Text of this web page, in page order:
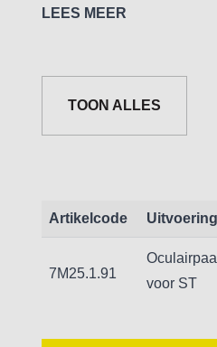
Gezichtsveld: 22mm
LEES MEER
TOON ALLES
Artikelcode Uitvoering
7M25.1.91
voor ST